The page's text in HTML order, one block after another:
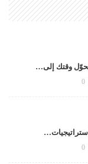
وقتك إلى…